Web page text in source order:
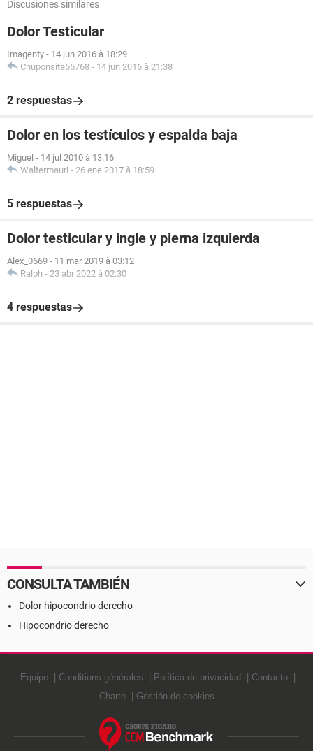
Discusiones similares
Dolor Testicular
Imagenty - 14 jun 2016 à 18:29
Chuponsita55768 - 14 jun 2016 à 21:38
2 respuestas
Dolor en los testículos y espalda baja
Miguel - 14 jul 2010 à 13:16
Waltermauri - 26 ene 2017 à 18:59
5 respuestas
Dolor testicular y ingle y pierna izquierda
Alex_0669 - 11 mar 2019 à 03:12
Ralph - 23 abr 2022 à 02:30
4 respuestas
CONSULTA TAMBIÉN
Dolor hipocondrio derecho
Hipocondrio derecho
Equipe Conditions générales Política de privacidad
Contacto
Charte
Gestión de cookies